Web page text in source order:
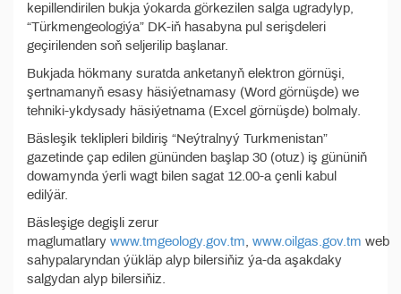
kepillendirilen bukja ýokarda görkezilen salga ugradylyp,
“Türkmengeologiýa” DK-iň hasabyna pul serişdeleri
geçirilenden soň seljerilip başlanar.
Bukjada hökmany suratda anketanyň elektron görnüşi,
şertnamanyň esasy häsiýetnamasy (Word görnüşde) we
tehniki-ykdysady häsiýetnama (Excel görnüşde) bolmaly.
Bäsleşik teklipleri bildiriş “Neýtralnyý Turkmenistan”
gazetinde çap edilen gününden başlap 30 (otuz) iş gününiň
dowamynda ýerli wagt bilen sagat 12.00-a çenli kabul
edilýär.
Bäsleşige degişli zerur
maglumatlary www.tmgeology.gov.tm www.oilgas.gov.tm web
sahypalaryndan ýükläp alyp bilersiňiz ýa-da aşakdaky
salgydan alyp bilersiňiz.